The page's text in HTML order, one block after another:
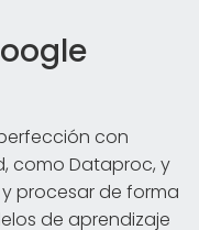
con
como Dataproc, y
procesar de forma
de aprendizaje